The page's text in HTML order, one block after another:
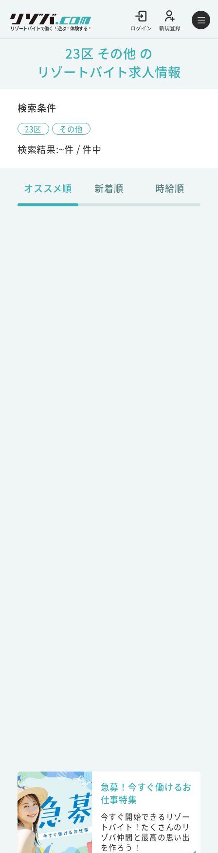
リゾートバイトで働く！遊ぶ！体験する！ ログイン 新規登録
23区 その他 の
リゾートバイト求人情報
検索条件
23区 その他
検索結果:~件 /件中
オススメ順 新着順 時給順
急募！今すぐ働けるお
仕事特集
今すぐ開始できるリゾー
トバイト！たくさんのリ
ゾバ仲間と最高の思い出
を作ろう！